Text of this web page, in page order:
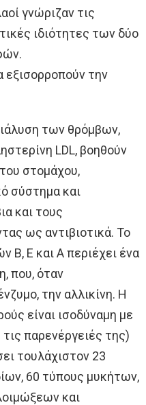
γνώριζαν τις
ιδιότητες των δύο
εξισορροπούν την
των θρόμβων,
LDL, βοηθούν
στομάχου,
σύστημα και
και τους
ως αντιβιοτικά. Το
B, E και A περιέχει ένα
που, όταν
την αλλικίνη. Η
είναι ισοδύναμη με
παρενέργειές της)
τουλάχιστον 23
60 τύπους μυκήτων,
και